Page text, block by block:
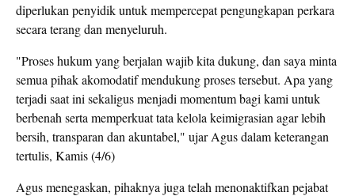
diperlukan penyidik untuk mempercepat pengungkapan perkara
secara terang dan menyeluruh.
"Proses hukum yang berjalan wajib kita dukung, dan saya minta
semua pihak akomodatif mendukung proses tersebut. Apa yang
terjadi saat ini sekaligus menjadi momentum bagi kami untuk
berbenah serta memperkuat tata kelola keimigrasian agar lebih
bersih, transparan dan akuntabel," ujar Agus dalam keterangan
tertulis, Kamis (4/6)
Agus menegaskan, pihaknya juga telah menonaktifkan pejabat